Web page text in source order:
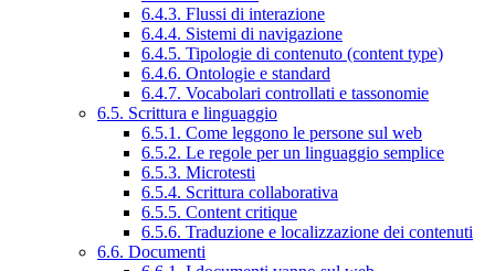
6.4.3. Flussi di interazione
6.4.4. Sistemi di navigazione
6.4.5. Tipologie di contenuto (content type)
6.4.6. Ontologie e standard
6.4.7. Vocabolari controllati e tassonomie
6.5. Scrittura e linguaggio
6.5.1. Come leggono le persone sul web
6.5.2. Le regole per un linguaggio semplice
6.5.3. Microtesti
6.5.4. Scrittura collaborativa
6.5.5. Content critique
6.5.6. Traduzione e localizzazione dei contenuti
6.6. Documenti